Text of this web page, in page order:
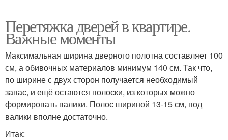
Перетяжка дверей в квартире.
Важные моменты
Максимальная ширина дверного полотна составляет 100
см, а обивочных материалов минимум 140 см. Так что,
по ширине с двух сторон получается необходимый
запас, и ещё остаются полоски, из которых можно
формировать валики. Полос шириной 13-15 см, под
валики вполне достаточно.
Итак: